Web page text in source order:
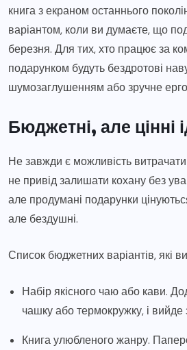
книга з екраном останнього
варіантом, коли ви думаєте, що
березня. Для тих, хто працює за
подарунком будуть бездротові
шумозаглушенням або зручне
Бюджетні, але цінні
Не завжди є можливість
не привід залишати кохану без
але продумані подарунки
але бездушні.
Список бюджетних варіантів, які
Набір якісного чаю або кави.
чашку або термокружку, і
Книга улюбленого жанру.